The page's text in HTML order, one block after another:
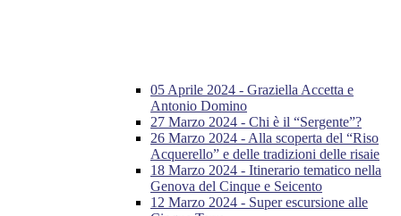
05 Aprile 2024 - Graziella Accetta e
Antonio Domino
27 Marzo 2024 - Chi è il “Sergente”?
26 Marzo 2024 - Alla scoperta del “Riso
Acquerello” e delle tradizioni delle risaie
18 Marzo 2024 - Itinerario tematico nella
Genova del Cinque e Seicento
12 Marzo 2024 - Super escursione alle